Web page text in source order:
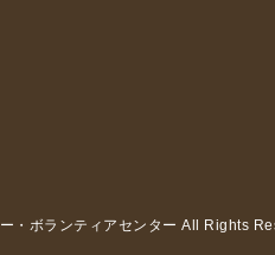
・ボランティアセンター All Rights